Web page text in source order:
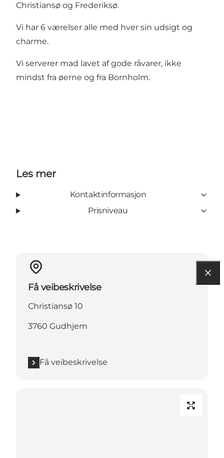
Christiansø og Frederiksø.
Vi har 6 værelser alle med hver sin udsigt og
charme.
Vi serverer mad lavet af gode råvarer, ikke
mindst fra øerne og fra Bornholm.
Les mer
Kontaktinformasjon
Prisniveau
Få veibeskrivelse
Christiansø 10
3760 Gudhjem
Få veibeskrivelse